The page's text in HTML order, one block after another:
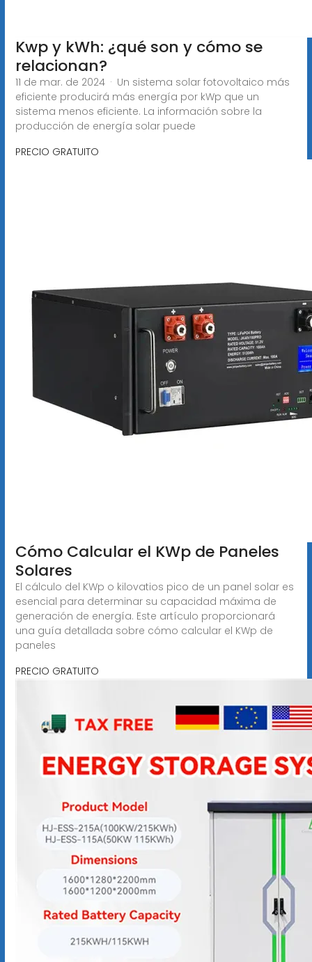
Kwp y kWh: ¿qué son y cómo se
relacionan?
11 de mar. de 2024 · Un sistema solar fotovoltaico más
eficiente producirá más energía por kWp que un
sistema menos eficiente. La información sobre la
producción de energía solar puede
PRECIO GRATUITO
Cómo Calcular el KWp de Paneles
Solares
El cálculo del KWp o kilovatios pico de un panel solar es
esencial para determinar su capacidad máxima de
generación de energía. Este artículo proporcionará
una guía detallada sobre cómo calcular el KWp de
paneles
PRECIO GRATUITO